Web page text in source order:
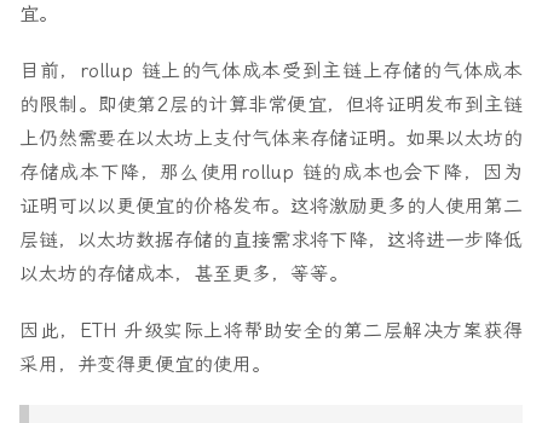
宜。
目前，rollup 链上的气体成本受到主链上存储的气体成本
的限制。即使第2层的计算非常便宜，但将证明发布到主链
上仍然需要在以太坊上支付气体来存储证明。如果以太坊的
存储成本下降，那么使用rollup 链的成本也会下降，因为
证明可以以更便宜的价格发布。这将激励更多的人使用第二
层链，以太坊数据存储的直接需求将下降，这将进一步降低
以太坊的存储成本，甚至更多，等等。
因此，ETH 升级实际上将帮助安全的第二层解决方案获得
采用，并变得更便宜的使用。